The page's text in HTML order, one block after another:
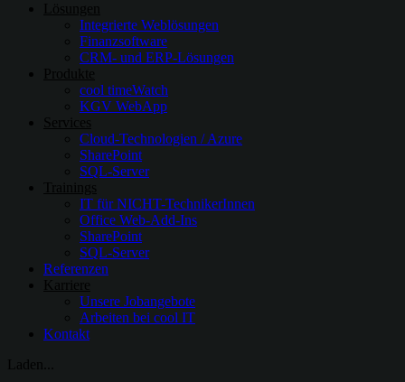
Lösungen
Integrierte Weblösungen
Finanzsoftware
CRM- und ERP-Lösungen
Produkte
cool timeWatch
KGV WebApp
Services
Cloud-Technologien / Azure
SharePoint
SQL-Server
Trainings
IT für NICHT-TechnikerInnen
Office Web-Add-Ins
SharePoint
SQL-Server
Referenzen
Karriere
Unsere Jobangebote
Arbeiten bei cool IT
Kontakt
Laden...